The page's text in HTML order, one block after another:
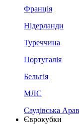
Франція
Нідерланди
Туреччина
Португалія
Бельгія
МЛС
Саудівська
Єврокубки